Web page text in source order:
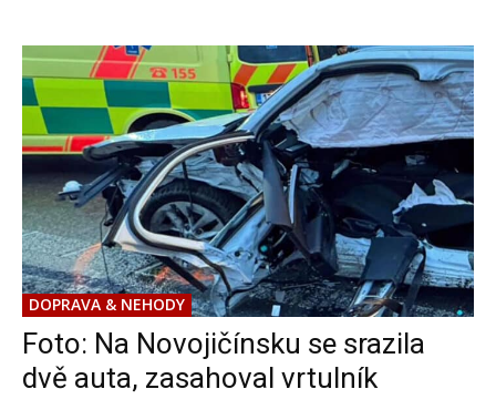
DOPRAVA & NEHODY
Foto: Na Novojičínsku se srazila
dvě auta, zasahoval vrtulník